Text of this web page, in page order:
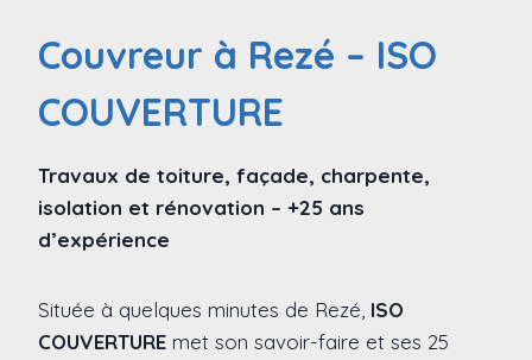
Couvreur à Rezé – ISO
COUVERTURE
Travaux de toiture, façade, charpente,
isolation et rénovation – +25 ans
d’expérience
Située à quelques minutes de Rezé, ISO
COUVERTURE met son savoir-faire et ses 25